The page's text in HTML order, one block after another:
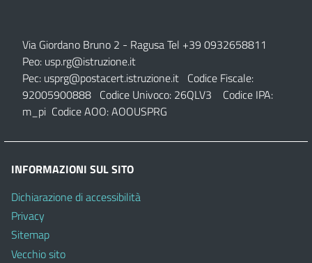
Via Giordano Bruno 2 - Ragusa Tel +39 0932658811
Peo: usp.rg@istruzione.it
Pec: usprg@postacert.istruzione.it Codice Fiscale:
92005900888 Codice Univoco: 26QLV3 Codice IPA:
m_pi Codice AOO: AOOUSPRG
INFORMAZIONI SUL SITO
Dichiarazione di accessibilità
Privacy
Sitemap
Vecchio sito